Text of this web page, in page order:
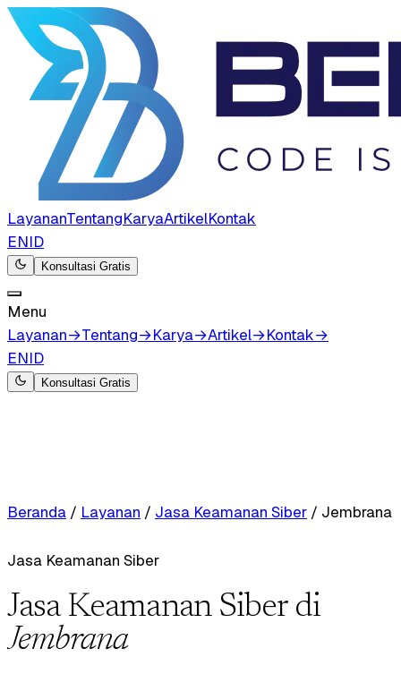
LayananTentangKaryaArtikelKontak
ENID
Konsultasi Gratis
Menu
Layanan→Tentang→Karya→Artikel→Kontak→
ENID
Konsultasi Gratis
Beranda / Layanan / Jasa Keamanan Siber / Jembrana
Jasa Keamanan Siber
Jasa Keamanan Siber di
Jembrana